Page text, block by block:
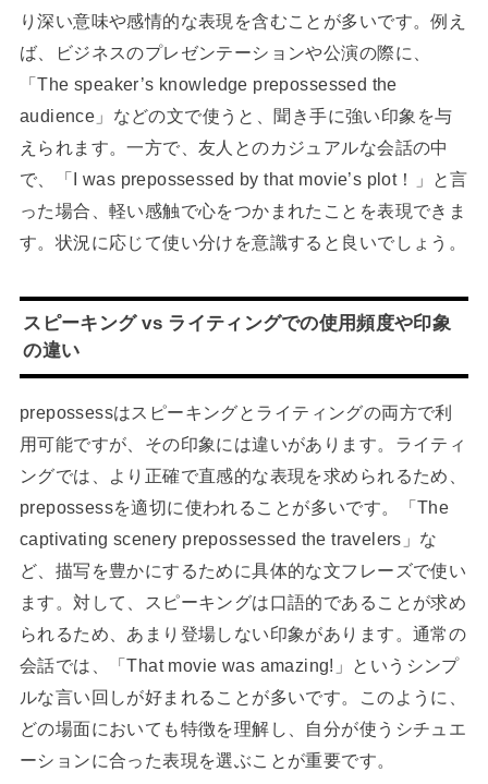
り深い意味や感情的な表現を含むことが多いです。例え
ば、ビジネスのプレゼンテーションや公演の際に、
「The speaker’s knowledge prepossessed the
audience」などの文で使うと、聞き手に強い印象を与
えられます。一方で、友人とのカジュアルな会話の中
で、「I was prepossessed by that movie’s plot！」と言
った場合、軽い感触で心をつかまれたことを表現できま
す。状況に応じて使い分けを意識すると良いでしょう。
スピーキング vs ライティングでの使用頻度や印象
の違い
prepossessはスピーキングとライティングの両方で利
用可能ですが、その印象には違いがあります。ライティ
ングでは、より正確で直感的な表現を求められるため、
prepossessを適切に使われることが多いです。「The
captivating scenery prepossessed the travelers」な
ど、描写を豊かにするために具体的な文フレーズで使い
ます。対して、スピーキングは口語的であることが求め
られるため、あまり登場しない印象があります。通常の
会話では、「That movie was amazing!」というシンプ
ルな言い回しが好まれることが多いです。このように、
どの場面においても特徴を理解し、自分が使うシチュエ
ーションに合った表現を選ぶことが重要です。